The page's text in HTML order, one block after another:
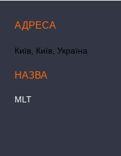
Київ, Київ, Україна
MLT